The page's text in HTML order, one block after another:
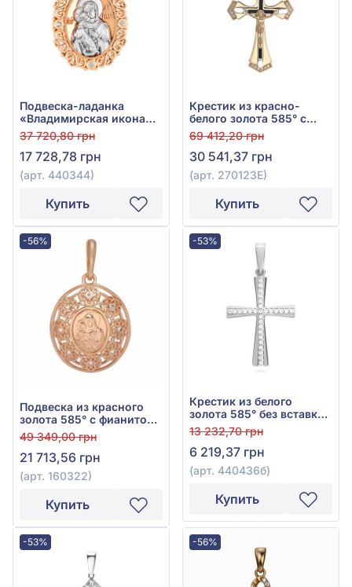
Подвеска-ладанка
«Владимирская икона
Божией Матери» из
красно-белого золота
585° с фианитом, арт.
440344
37 720,80 грн
17 728,78 грн
(арт. 440344)
Купить
Крестик из красно-
белого золота 585° с
чёрным фианитом (куб.
цирконий) и эмалью,
арт. 270123Е
69 412,20 грн
30 541,37 грн
(арт. 270123Е)
Купить
-56%
Подвеска из красного
золота 585° с фианитом,
арт. 160322
49 349,00 грн
21 713,56 грн
(арт. 160322)
Купить
-53%
Крестик из белого
золота 585° без вставки,
арт. 440436б
13 232,70 грн
6 219,37 грн
(арт. 440436б)
Купить
-53% -56%